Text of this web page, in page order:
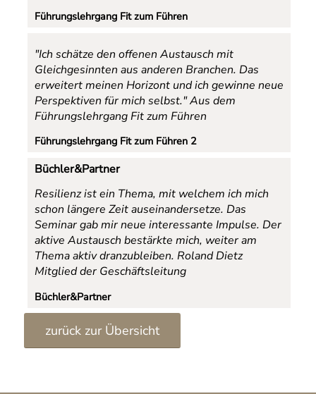
Führungslehrgang Fit zum Führen
"Ich schätze den offenen Austausch mit
Gleichgesinnten aus anderen Branchen. Das
erweitert meinen Horizont und ich gewinne neue
Perspektiven für mich selbst."Aus dem
Führungslehrgang Fit zum Führen
Führungslehrgang Fit zum Führen 2
Büchler&Partner
Resilienz ist ein Thema, mit welchem ich mich
schon längere Zeit auseinandersetze. Das
Seminar gab mir neue interessante Impulse. Der
aktive Austausch bestärkte mich, weiter am
Thema aktiv dranzubleiben. Roland Dietz
Mitglied der Geschäftsleitung
Büchler&Partner
zurück zur Übersicht